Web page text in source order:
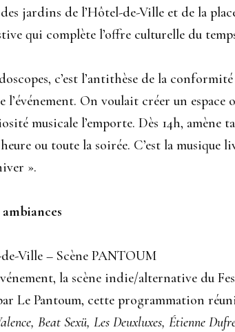
jardins de l’Hôtel-de-Ville et de la
qui complète l’offre culturelle du
c’est l’antithèse de la
On voulait créer un espace
musicale l’emporte. Dès 14h, amène
ou toute la soirée. C’est la musique
».
Ville – Scène PANTOUM
la scène indie/alternative du
Le Pantoum, cette programmation
Beat Sexü, Les Deuxluxes, Étienne